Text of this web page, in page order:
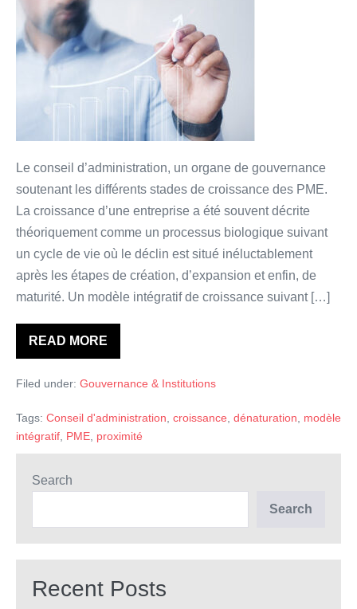
le
rôle
conseil
d’administration
dans
les
stades
de
croissance
d’une
Le conseil d’administration, un organe de gouvernance
soutenant les différents stades de croissance des PME.
La croissance d’une entreprise a été souvent décrite
théoriquement comme un processus biologique suivant
un cycle de vie où le déclin est situé inéluctablement
après les étapes de création, d’expansion et enfin, de
maturité. Un modèle intégratif de croissance suivant […]
READ MORE
Quel
est
rôle
le
conseil
les
stades
d’une
Filed under: Gouvernance & Institutions
Tags: Conseil d'administration, croissance, dénaturation, modèle
intégratif, PME, proximité
Search
Search
Recent Posts